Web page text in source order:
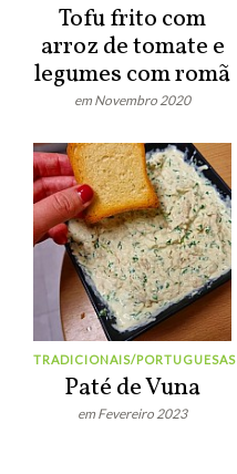
Tofu frito com
arroz de tomate e
legumes com romã
em Novembro 2020
TRADICIONAIS/PORTUGUESAS
Paté de Vuna
em Fevereiro 2023